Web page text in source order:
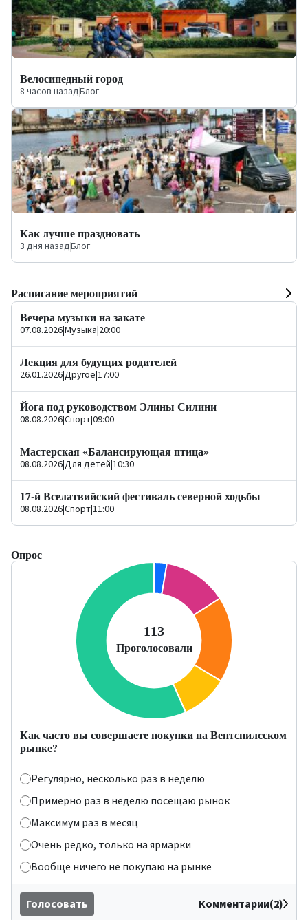
Велосипедный город
8 часов назад|Блог
Как лучше праздновать
3 дня назад|Блог
Расписание мероприятий
Вечера музыки на закате
07.08.2026|Музыка|20:00
Лекция для будущих родителей
26.01.2026|Другое|17:00
Йога под руководством Элины Силини
08.08.2026|Спорт|09:00
Мастерская «Балансирующая птица»
08.08.2026|Для детей|10:30
17-й Вселатвийский фестиваль северной ходьбы
08.08.2026|Спорт|11:00
Опрос
Как часто вы совершаете покупки на Вентспилсском
рынке?
Регулярно, несколько раз в неделю
Примерно раз в неделю посещаю рынок
Максимум раз в месяц
Очень редко, только на ярмарки
Вообще ничего не покупаю на рынке
Голосовать Комментарии(2)